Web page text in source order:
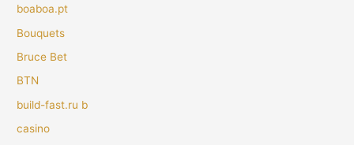
boaboa.pt
Bouquets
Bruce Bet
BTN
build-fast.ru b
casino